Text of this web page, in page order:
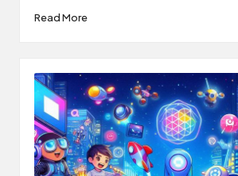
Read More